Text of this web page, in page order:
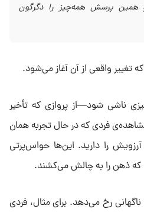
همین پرسش همه‌چیز را دگرگون
تغییر واقعی از آن آغاز می‌شود.
ناشی شود—از پروازی که تأخیر
مشاهده‌ی فردی که در حال تجربه همان
را دارید. این‌ها حواس‌پرتی
که ذهن را به چالش می‌کشند.
رخ می‌دهد. برای مثال، فردی